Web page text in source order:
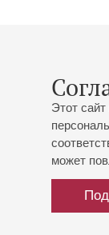
Этот
может